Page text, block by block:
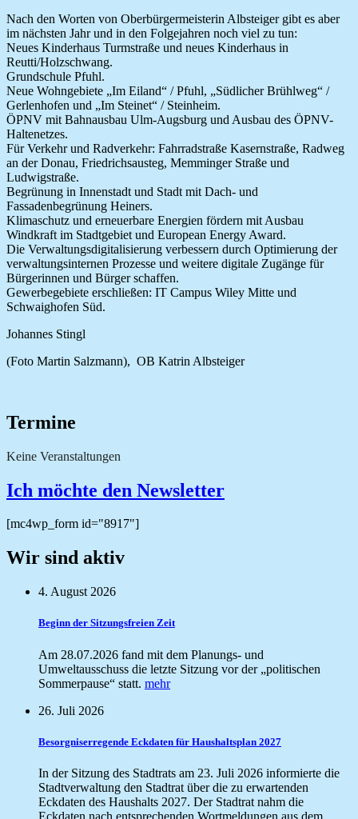
Nach den Worten von Oberbürgermeisterin Albsteiger gibt es aber
im nächsten Jahr und in den Folgejahren noch viel zu tun:
Neues Kinderhaus Turmstraße und neues Kinderhaus in
Reutti/Holzschwang.
Grundschule Pfuhl.
Neue Wohngebiete „Im Eiland“ / Pfuhl, „Südlicher Brühlweg“ /
Gerlenhofen und „Im Steinet“ / Steinheim.
ÖPNV mit Bahnausbau Ulm-Augsburg und Ausbau des ÖPNV-
Haltenetzes.
Für Verkehr und Radverkehr: Fahrradstraße Kasernstraße, Radweg
an der Donau, Friedrichsausteg, Memminger Straße und
Ludwigstraße.
Begrünung in Innenstadt und Stadt mit Dach- und
Fassadenbegrünung Heiners.
Klimaschutz und erneuerbare Energien fördern mit Ausbau
Windkraft im Stadtgebiet und European Energy Award.
Die Verwaltungsdigitalisierung verbessern durch Optimierung der
verwaltungsinternen Prozesse und weitere digitale Zugänge für
Bürgerinnen und Bürger schaffen.
Gewerbegebiete erschließen: IT Campus Wiley Mitte und
Schwaighofen Süd.
Johannes Stingl
(Foto Martin Salzmann), OB Katrin Albsteiger
Termine
Keine Veranstaltungen
Ich möchte den Newsletter
[mc4wp_form id="8917"]
Wir sind aktiv
4. August 2026
Beginn der Sitzungsfreien Zeit
Am 28.07.2026 fand mit dem Planungs- und
Umweltausschuss die letzte Sitzung vor der „politischen
Sommerpause“ statt. mehr
26. Juli 2026
Besorgniserregende Eckdaten für Haushaltsplan 2027
In der Sitzung des Stadtrats am 23. Juli 2026 informierte die
Stadtverwaltung den Stadtrat über die zu erwartenden
Eckdaten des Haushalts 2027. Der Stadtrat nahm die
Eckdaten nach entsprechenden Wortmeldungen aus dem